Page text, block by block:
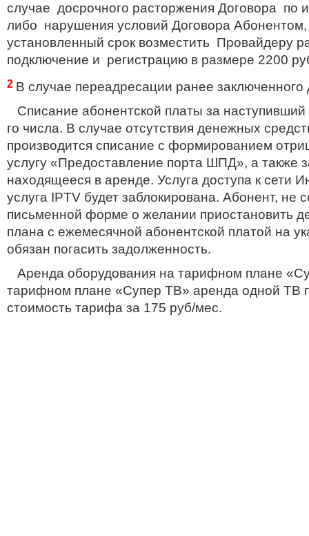
случае досрочного расторжения Договора по
либо нарушения условий Договора
установленный срок возместить Провайдеру
подключение и регистрацию в размере 2200
2 В случае переадресации ранее заключенного
Списание абонентской платы за
го числа. В случае отсутствия денежных
производится списание с формированием
услугу «Предоставление порта ШПД», а также
находящееся в аренде. Услуга доступа к сети
услуга IPTV будет заблокирована. Абонент, не
письменной форме о желании приостановить
плана с ежемесячной абонентской платой на
обязан погасить задолженность.
Аренда оборудования на тарифном плане
тарифном плане «Супер ТВ» аренда одной ТВ
стоимость тарифа за 175 руб/мес.